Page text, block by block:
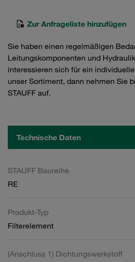
Zur Anfrageliste hinzufügen
Sie haben einen regelmäßigen
Leitungskomponenten und
interessieren sich für ein
unser Sortiment, dann nehmen Sie
STAUFF auf.
Technische Daten
STAUFF Baureihe
RE
Produkt-Typ
Filterelement
(Anschluss 1) Dichtungswerkstoff